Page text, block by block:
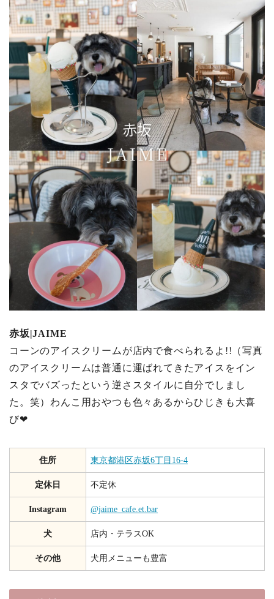
赤坂|JAIME
コーンのアイスクリームが店内で食べられるよ!!（写真
のアイスクリームは普通に運ばれてきたアイスをイン
スタでバズったという逆さスタイルに自分でしまし
た。笑）わんこ用おやつも色々あるからひじきも大喜
び❤︎
住所 東京都港区赤坂6丁目16-4
定休日 不定休
Instagram @jaime_cafe.et.bar
犬 店内・テラスOK
その他 犬用メニューも豊富